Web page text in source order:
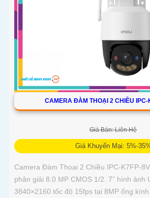
CAMERA ĐÀM THOẠI 2 CHIỀU IPC-
Giá Bán: Liên Hệ
Giá Khuyến Mại: 5%-
Camera Đàm Thoại 2 Chiều IPC-K7FP-
phân giải 8.0 MP CMOS 1/2. 7” hình ảnh
3840×2160 tốc độ 15fps tại 8MP ống